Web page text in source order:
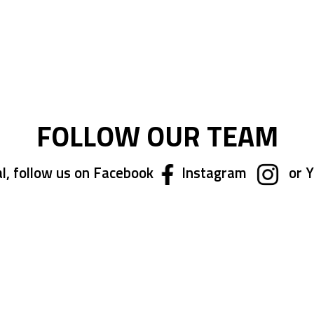
FOLLOW OUR TEAM
follow us on Facebook Instagram or